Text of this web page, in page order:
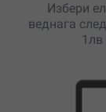
Избери
веднага
1лв